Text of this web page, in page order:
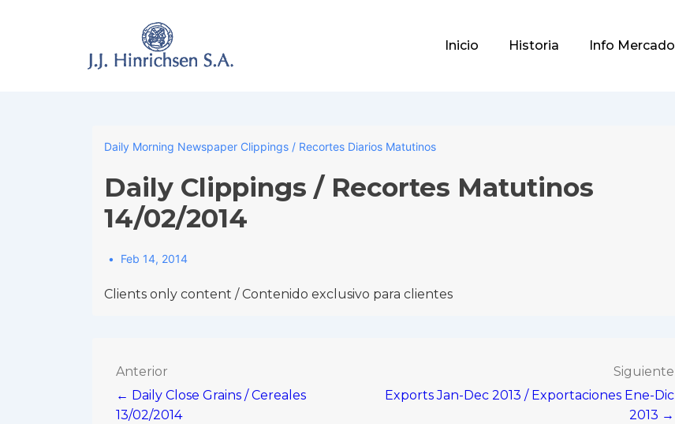
Main
Inicio Historia Info Mercado
Daily Morning Newspaper Clippings / Recortes Diarios Matutinos
Daily Clippings / Recortes Matutinos
14/02/2014
Feb 14, 2014
Clients only content / Contenido exclusivo para clientes
Navegación
de
Anterior
← Daily Close Grains / Cereales
13/02/2014
Siguiente
Exports Jan-Dec 2013 / Exportaciones Ene-Dic
2013 →